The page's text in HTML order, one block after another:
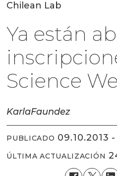
Chilean Lab
Ya están
Science
KarlaFaundez
PUBLICADO 09.10.2013
ÚLTIMA ACTUALIZACIÓN